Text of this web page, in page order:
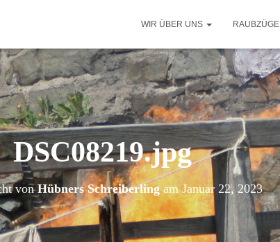
WIR ÜBER UNS RAUBZÜGE
DSC08219.jpg
vonHübners SchreiberlingamJanuar 22, 2023